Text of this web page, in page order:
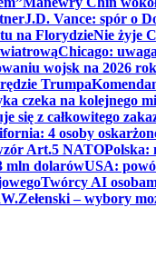
J.D. Vance: spór o
na FlorydzieNie żyje
Chicago:
wojsk na 2026 rok
Trumpa
czeka na kolejnego
się z całkowitego
4 osoby
Art.5 NATOPolska:
mln dolarówUSA:
Twórcy AI
W.Zełenski – wybory